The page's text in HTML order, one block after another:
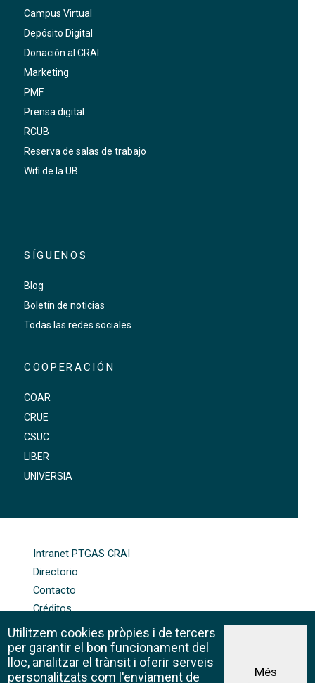
Campus Virtual
Depósito Digital
Donación al CRAI
Marketing
PMF
Prensa digital
RCUB
Reserva de salas de trabajo
Wifi de la UB
SÍGUENOS
Blog
Boletín de noticias
Todas las redes sociales
COOPERACIÓN
COAR
CRUE
CSUC
LIBER
UNIVERSIA
Intranet PTGAS CRAI
Directorio
Contacto
Créditos
Política de cookies
Utilitzem cookies pròpies i de tercers
per garantir el bon funcionament del
lloc, analitzar el trànsit i oferir serveis
personalitzats com l'enviament de
Més